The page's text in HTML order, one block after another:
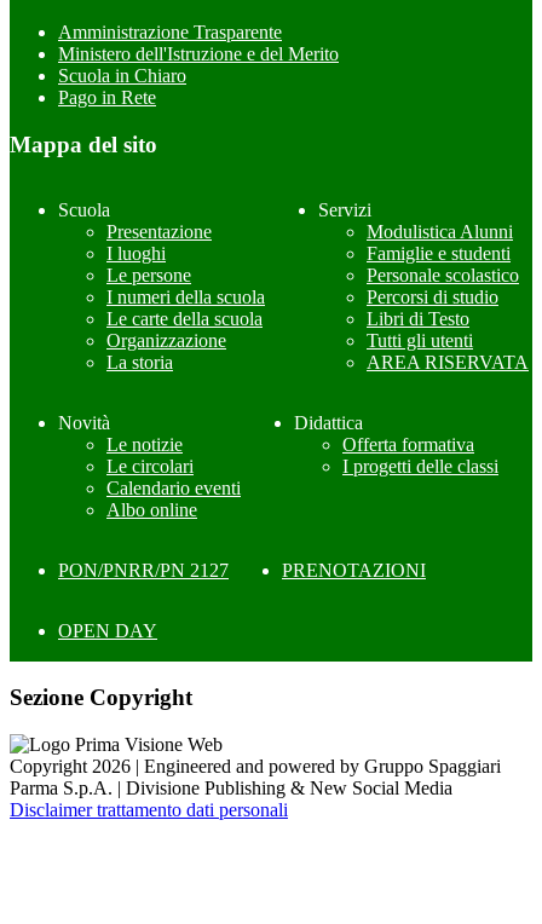
Amministrazione Trasparente
Ministero dell'Istruzione e del Merito
Scuola in Chiaro
Pago in Rete
Mappa del sito
Scuola
Presentazione
I luoghi
Le persone
I numeri della scuola
Le carte della scuola
Organizzazione
La storia
Servizi
Modulistica Alunni
Famiglie e studenti
Personale scolastico
Percorsi di studio
Libri di Testo
Tutti gli utenti
AREA RISERVATA
Novità
Le notizie
Le circolari
Calendario eventi
Albo online
Didattica
Offerta formativa
I progetti delle classi
PON/PNRR/PN 2127 PRENOTAZIONI
OPEN DAY
Sezione Copyright
Copyright 2026 | Engineered and powered by Gruppo Spaggiari
Parma S.p.A. | Divisione Publishing & New Social Media
Disclaimer trattamento dati personali